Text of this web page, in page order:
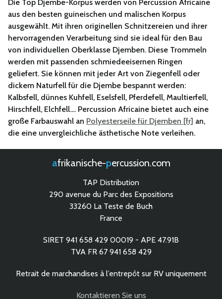
Die Top Djembe-Korpus werden von Percussion Africaine
aus den besten guineischen und malischen Korpus
ausgewählt. Mit ihren originellen Schnitzereien und ihrer
hervorragenden Verarbeitung sind sie ideal für den Bau
von individuellen Oberklasse Djemben. Diese Trommeln
werden mit passenden schmiedeeisernen Ringen
geliefert. Sie können mit jeder Art von Ziegenfell oder
dickem Naturfell für die Djembe bespannt werden:
Kalbsfell, dünnes Kuhfell, Eselsfell, Pferdefell, Maultierfell,
Hirschfell, Elchfell.... Percussion Africaine bietet auch eine
große Farbauswahl an Polyesterseile für Djemben
an,
die eine unvergleichliche ästhetische Note verleihen.
afrikanische- percussion.com
TAP Distribution
290 avenue du Parc des Expositions
33260 La Teste de Buch
France
SIRET 941 658 429 00019 - APE 47.91B
TVA FR 67 941 658 429
Retrait de marchandises à l’entrepôt sur RV uniquement
Kontaktieren Sie uns